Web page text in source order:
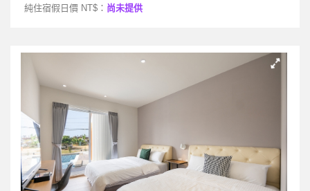
純住宿假日價 NT$： 尚未提供